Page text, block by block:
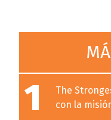
1
The
con la